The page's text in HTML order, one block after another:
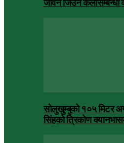
जीवन जिउने कलासम्बन्धी
सोलुखुम्बुको १०५ मिटर
सिंहको त्रिकोण